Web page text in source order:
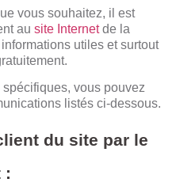
vous souhaitez, il est
au site Internetde la
utiles et surtout
vous pouvez
listés ci-dessous.
du site par le
: